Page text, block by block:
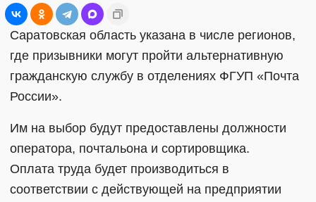
Саратовская область указана в числе регионов,
где призывники могут пройти альтернативную
гражданскую службу в отделениях ФГУП «Почта
России».
Им на выбор будут предоставлены должности
оператора, почтальона и сортировщика.
Оплата труда будет производиться в
соответствии с действующей на предприятии